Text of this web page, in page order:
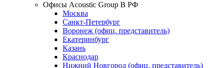
Офисы Acoustic Group В РФ
Москва
Санкт-Петербург
Воронеж (офиц. представитель)
Екатеринбург
Казань
Краснодар
Нижний Новгород (офиц. представитель)